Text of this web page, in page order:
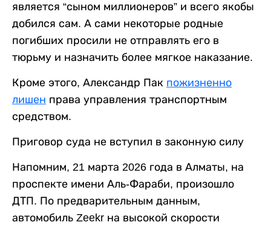
является “сыном миллионеров” и всего якобы
добился сам. А сами некоторые родные
погибших просили не отправлять его в
тюрьму и назначить более мягкое наказание.
Кроме этого, Александр Пак пожизненно
лишен права управления транспортным
средством.
Приговор суда не вступил в законную силу
Напомним, 21 марта 2026 года в Алматы, на
проспекте имени Аль-Фараби, произошло
ДТП. По предварительным данным,
автомобиль Zeekr на высокой скорости